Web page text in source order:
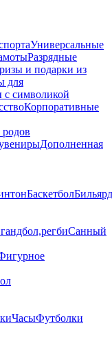
Универсальные
Разрядные
и подарки из
для
символикой
Корпоративные
Дополненная
БаскетболБильярд
Санный
ЧасыФутболки